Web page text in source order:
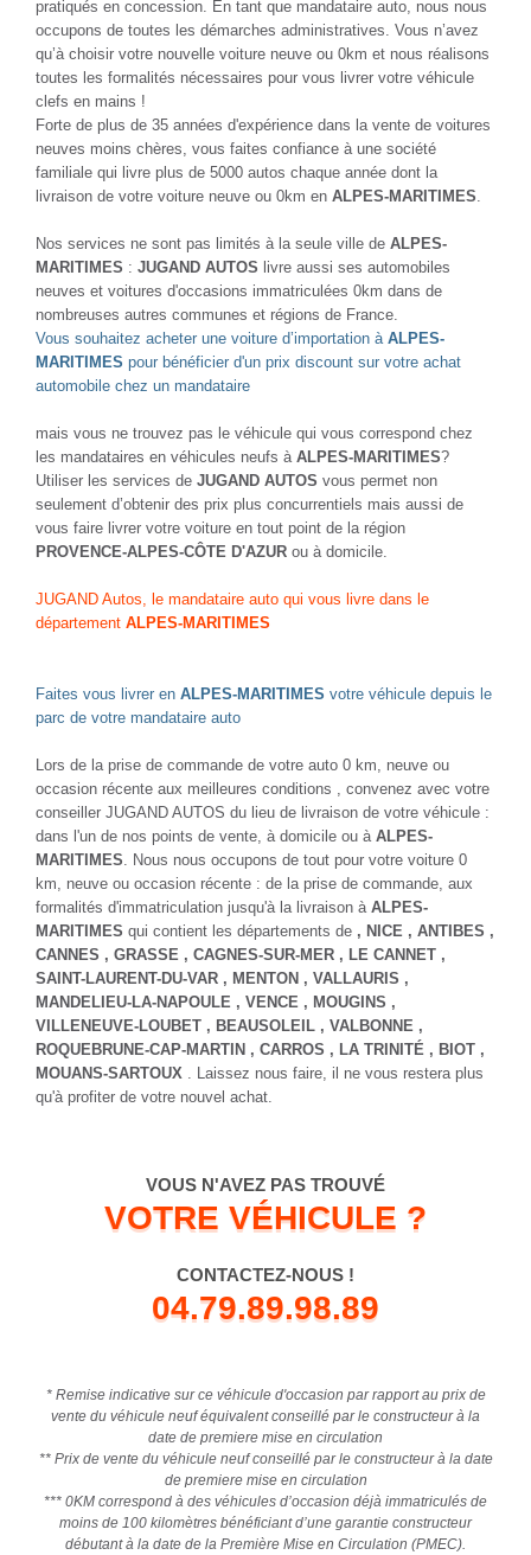
pratiqués en concession. En tant que mandataire auto, nous nous
occupons de toutes les démarches administratives. Vous n’avez
qu’à choisir votre nouvelle voiture neuve ou 0km et nous réalisons
toutes les formalités nécessaires pour vous livrer votre véhicule
clefs en mains !
Forte de plus de 35 années d'expérience dans la vente de voitures
neuves moins chères, vous faites confiance à une société
familiale qui livre plus de 5000 autos chaque année dont la
livraison de votre voiture neuve ou 0km en ALPES-MARITIMES
Nos services ne sont pas limités à la seule ville de ALPES-
MARITIMES : JUGAND AUTOS livre aussi ses automobiles
neuves et voitures d'occasions immatriculées 0km dans de
nombreuses autres communes et régions de France.
Vous souhaitez acheter une voiture d’importation à ALPES-
MARITIMES pour bénéficier d'un prix discount sur votre achat
automobile chez un mandataire
mais vous ne trouvez pas le véhicule qui vous correspond chez
les mandataires en véhicules neufs à ALPES-MARITIMES?
Utiliser les services de JUGAND AUTOS vous permet non
seulement d’obtenir des prix plus concurrentiels mais aussi de
vous faire livrer votre voiture en tout point de la région
PROVENCE-ALPES-CÔTE D'AZUR ou à domicile.
JUGAND Autos, le mandataire auto qui vous livre dans le
département ALPES-MARITIMES
Faites vous livrer en ALPES-MARITIMES votre véhicule depuis le
parc de votre mandataire auto
Lors de la prise de commande de votre auto 0 km, neuve ou
occasion récente aux meilleures conditions , convenez avec votre
conseiller JUGAND AUTOS du lieu de livraison de votre véhicule :
dans l'un de nos points de vente, à domicile ou à ALPES-
MARITIMES . Nous nous occupons de tout pour votre voiture 0
km, neuve ou occasion récente : de la prise de commande, aux
formalités d'immatriculation jusqu'à la livraison à ALPES-
MARITIMES qui contient les départements de , NICE , ANTIBES ,
CANNES , GRASSE , CAGNES-SUR-MER , LE CANNET ,
SAINT-LAURENT-DU-VAR , MENTON , VALLAURIS ,
MANDELIEU-LA-NAPOULE , VENCE , MOUGINS ,
VILLENEUVE-LOUBET , BEAUSOLEIL , VALBONNE ,
ROQUEBRUNE-CAP-MARTIN , CARROS , LA TRINITÉ , BIOT ,
MOUANS-SARTOUX
. Laissez nous faire, il ne vous restera plus
qu'à profiter de votre nouvel achat.
VOUS N'AVEZ PAS TROUVÉ
VOTRE VÉHICULE ?
CONTACTEZ-NOUS !
04.79.89.98.89
* Remise indicative sur ce véhicule d'occasion par rapport au prix de
vente du véhicule neuf équivalent conseillé par le constructeur à la
date de premiere mise en circulation
** Prix de vente du véhicule neuf conseillé par le constructeur à la date
de premiere mise en circulation
*** 0KM correspond à des véhicules d’occasion déjà immatriculés de
moins de 100 kilomètres bénéficiant d’une garantie constructeur
débutant à la date de la Première Mise en Circulation (PMEC).